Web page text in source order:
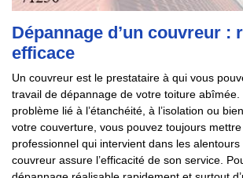
Dépannage d’un couvreur :
efficace
Un couvreur est le prestataire à qui vous
travail de dépannage de votre toiture abîmée.
problème lié à l’étanchéité, à l’isolation ou
votre couverture, vous pouvez toujours
professionnel qui intervient dans les
couvreur assure l’efficacité de son service.